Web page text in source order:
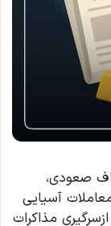
صعودی،
و در معاملات آسیایی
مذاکرات